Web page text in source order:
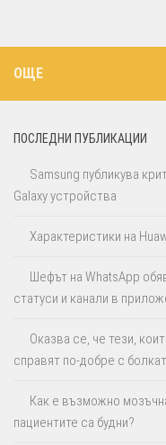
ОЩЕ
ПОСЛЕДНИ ПУБЛИКАЦИИ
Samsung публикува
Galaxy устройства
Характеристики на
Шефът на WhatsApp
статуси и канали в
Оказва се, че тези,
справят по-добре с
Как е възможно
пациентите са будни?